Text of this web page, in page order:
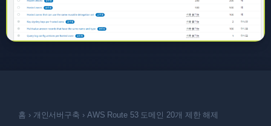
홈 › 개인서버구축 › AWS Route 53 도메인 20개 제한 해제